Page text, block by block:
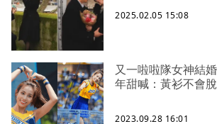
2025.02.05 15:08
又一啦啦隊女神結
年甜喊：黃衫不會脫
2023.09.28 16:01